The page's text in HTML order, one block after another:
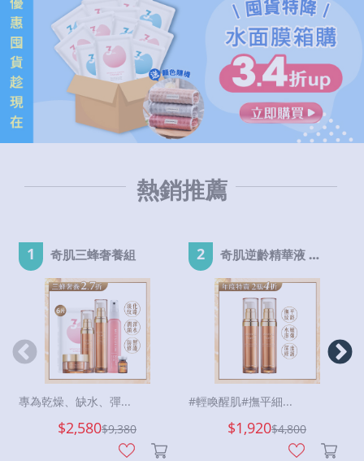
熱銷推薦
1 奇肌三蜂奢養組
專為乾燥、缺水、彈...
$2,580$9,380
2 奇肌逆齡精華液 EX-2瓶
#輕喚醒肌#撫平細...
$1,920$4,800